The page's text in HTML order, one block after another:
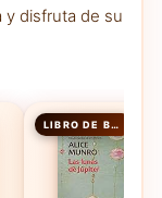
y disfruta de su
LIBRO DE BOLSILLO